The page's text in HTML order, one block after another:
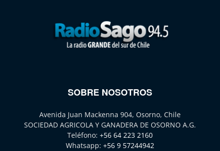
SOBRE NOSOTROS
Avenida Juan Mackenna 904, Osorno, Chile
SOCIEDAD AGRICOLA Y GANADERA DE OSORNO A.G.
Teléfono: +56 64 223 2160
Whatsapp: +56 9 57244942